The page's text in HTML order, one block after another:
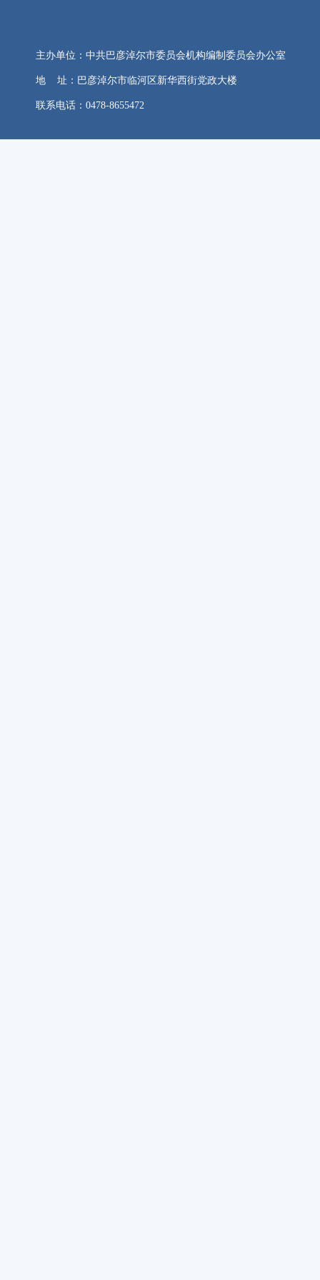
主办单位：中共巴彦淖尔市委员会机构编制委员会办公室
地 址：巴彦淖尔市临河区新华西街党政大楼
联系电话：0478-8655472